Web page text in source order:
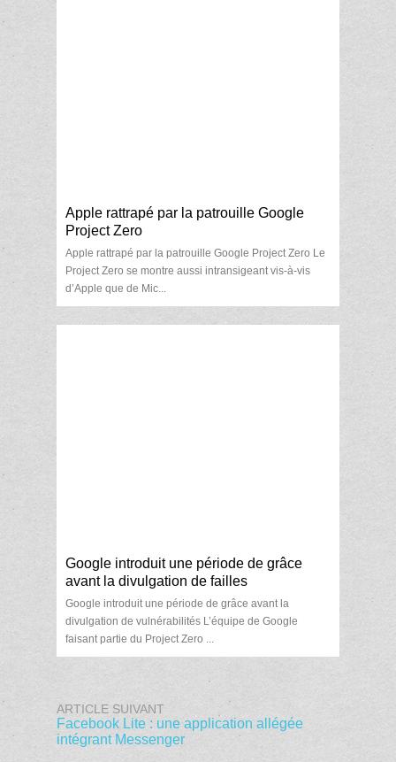
Apple rattrapé par la patrouille Google
Project Zero
Apple rattrapé par la patrouille Google Project Zero Le
Project Zero se montre aussi intransigeant vis-à-vis
d’Apple que de Mic...
Google introduit une période de grâce
avant la divulgation de failles
Google introduit une période de grâce avant la
divulgation de vulnérabilités L’équipe de Google
faisant partie du Project Zero ...
ARTICLE SUIVANT
Facebook Lite : une application allégée
intégrant Messenger